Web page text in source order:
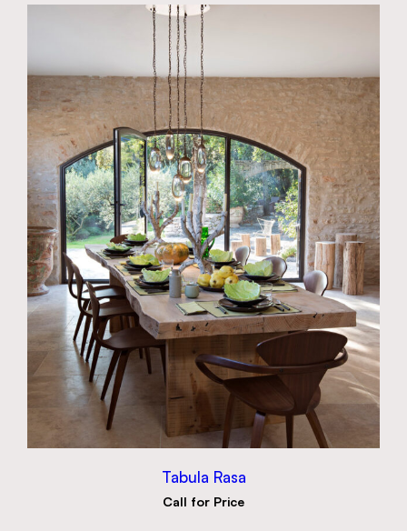
Tabula Rasa
Call for Price